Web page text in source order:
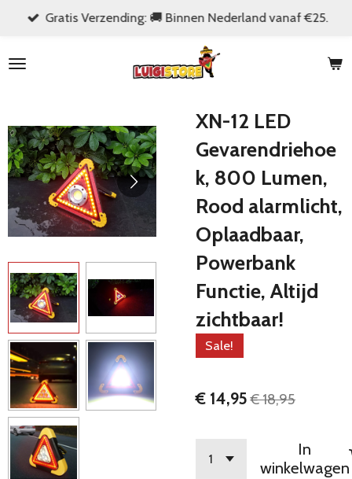
naar
Gratis Verzending: 🚚 Binnen Nederland vanaf €25.
XN-12 LED
Gevarendriehoe
k, 800 Lumen,
Rood alarmlicht,
Oplaadbaar,
Powerbank
Functie, Altijd
zichtbaar!
Sale!
€ 14,95 € 18,95
In
winkelwagen